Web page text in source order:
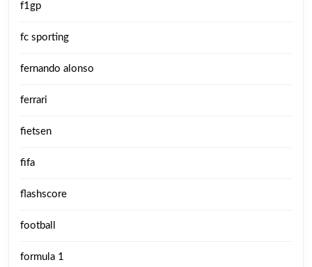
f1gp
fc sporting
fernando alonso
ferrari
fietsen
fifa
flashscore
football
formula 1